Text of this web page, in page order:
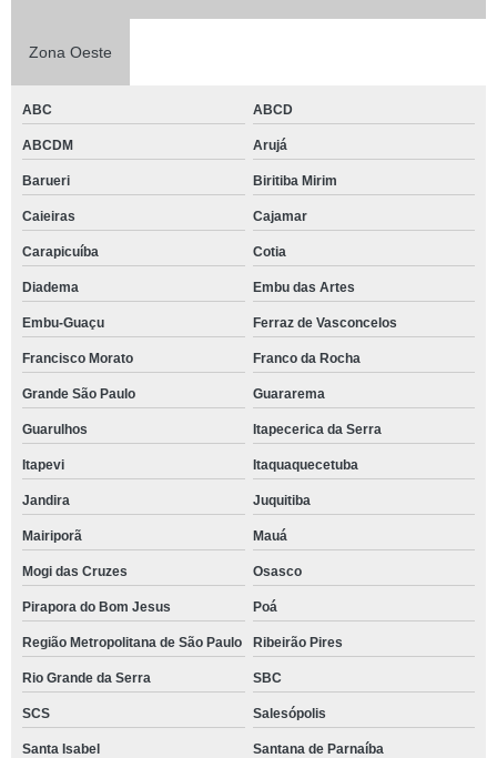
Zona Oeste
ABC ABCD
ABCDM Arujá
Barueri Biritiba Mirim
Caieiras Cajamar
Carapicuíba Cotia
Diadema Embu das Artes
Embu-Guaçu Ferraz de Vasconcelos
Francisco Morato Franco da Rocha
Grande São Paulo Guararema
Guarulhos Itapecerica da Serra
Itapevi Itaquaquecetuba
Jandira Juquitiba
Mairiporã Mauá
Mogi das Cruzes Osasco
Pirapora do Bom Jesus Poá
Região Metropolitana de São Paulo Ribeirão Pires
Rio Grande da Serra SBC
SCS Salesópolis
Santa Isabel Santana de Parnaíba